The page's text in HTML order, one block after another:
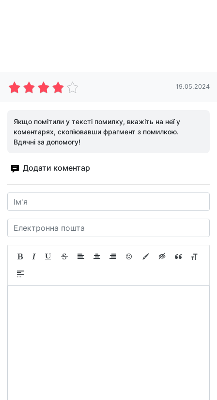
19.05.2024
Якщо помітили у тексті помилку, вкажіть на неї у
коментарях, скопіювавши фрагмент з помилкою.
Вдячні за допомогу!
Додати коментар